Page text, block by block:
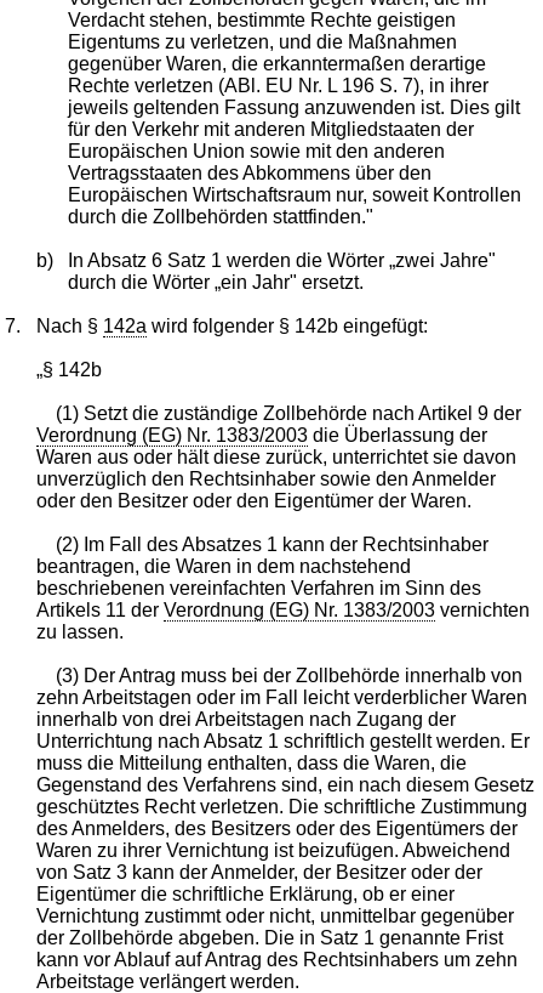
Verdacht stehen, bestimmte Rechte geistigen
Eigentums zu verletzen, und die Maßnahmen
gegenüber Waren, die erkanntermaßen derartige
Rechte verletzen (ABl. EU Nr. L 196 S. 7), in ihrer
jeweils geltenden Fassung anzuwenden ist. Dies gilt
für den Verkehr mit anderen Mitgliedstaaten der
Europäischen Union sowie mit den anderen
Vertragsstaaten des Abkommens über den
Europäischen Wirtschaftsraum nur, soweit Kontrollen
durch die Zollbehörden stattfinden."
b)
In Absatz 6 Satz 1 werden die Wörter „zwei Jahre"
durch die Wörter „ein Jahr" ersetzt.
7. Nach § 142a wird folgender § 142b eingefügt:
„§ 142b
(1) Setzt die zuständige Zollbehörde nach Artikel 9 der
Verordnung (EG) Nr. 1383/2003 die Überlassung der
Waren aus oder hält diese zurück, unterrichtet sie davon
unverzüglich den Rechtsinhaber sowie den Anmelder
oder den Besitzer oder den Eigentümer der Waren.
(2) Im Fall des Absatzes 1 kann der Rechtsinhaber
beantragen, die Waren in dem nachstehend
beschriebenen vereinfachten Verfahren im Sinn des
Artikels 11 derVerordnung (EG) Nr. 1383/2003 vernichten
zu lassen.
(3) Der Antrag muss bei der Zollbehörde innerhalb von
zehn Arbeitstagen oder im Fall leicht verderblicher Waren
innerhalb von drei Arbeitstagen nach Zugang der
Unterrichtung nach Absatz 1 schriftlich gestellt werden. Er
muss die Mitteilung enthalten, dass die Waren, die
Gegenstand des Verfahrens sind, ein nach diesem Gesetz
geschütztes Recht verletzen. Die schriftliche Zustimmung
des Anmelders, des Besitzers oder des Eigentümers der
Waren zu ihrer Vernichtung ist beizufügen. Abweichend
von Satz 3 kann der Anmelder, der Besitzer oder der
Eigentümer die schriftliche Erklärung, ob er einer
Vernichtung zustimmt oder nicht, unmittelbar gegenüber
der Zollbehörde abgeben. Die in Satz 1 genannte Frist
kann vor Ablauf auf Antrag des Rechtsinhabers um zehn
Arbeitstage verlängert werden.